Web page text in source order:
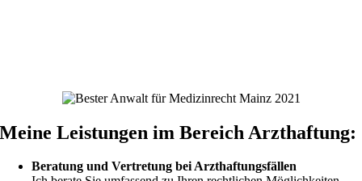
Meine Leistungen im Bereich Arzthaftung:
Beratung und Vertretung bei Arzthaftungsfällen